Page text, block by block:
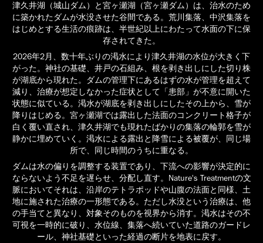
津久井湖（城山ダム）と宮ヶ瀬湖（宮ヶ瀬ダム）は、治水のため
に築かれたダムが水没させた谷間である。荒川集落、中沢集落を
はじめとする生活の痕跡は、半世紀以上にわたって水面の下に保
存されてきた。
2026年2月、数十年ぶりの渇水により津久井湖の水位が大きく下
がった。神社の基礎、井戸の石組み、根を剥き出しにした切り株
が湖底から現れた。ダムの管理下にあるはずの水が管理を超えて
減り、治療が想定しなかった症状として「患部」が不意に開いた
状態に似ている。渇水が湖底を剥き出しにしたその上から、雪が
降りはじめる。宮ヶ瀬湖では露出した法面のコンクリート格子が
白く覆い直され、津久井湖でも現れたばかりの集落の輪郭を雪が
静かに埋めていく。渇水による露出と降雪による被覆が、同じ場
所で、同じ時間のうちに重なる。
ダムは水の偏りを調整する装置であり、下流への影響が決定的に
ならないよう不足を遅らせ、分配し直す。Nature's Treatmentの文
脈においてそれは、沿岸のテトラポッドや山腹の法面と同様、土
地に施された治療の一形態である。ただし水没という治療は、他
の手当てと異なり、対象そのものを視界から消す。渇水はその不
可視を一時的に破り、水位線、集落へ続いていた道路のガードレ
ール、神社基礎といった経過の断片を地表に戻す。